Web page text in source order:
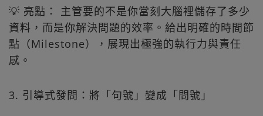
💡 亮點： 主管要的不是你當刻大腦裡儲存了多少
資料，而是你解決問題的效率。給出明確的時間節
點（Milestone），展現出極強的執行力與責任
感。
3. 引導式發問：將「句號」變成「問號」